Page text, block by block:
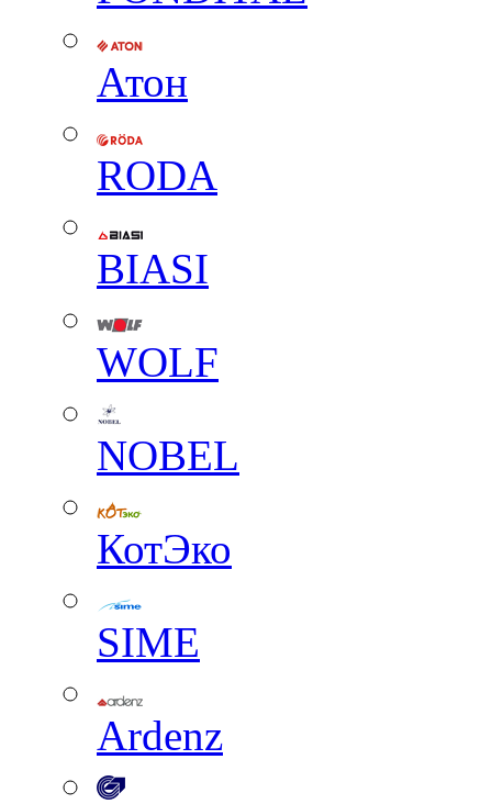
Атон
RODA
BIASI
WOLF
NOBEL
КотЭко
SIME
Ardenz